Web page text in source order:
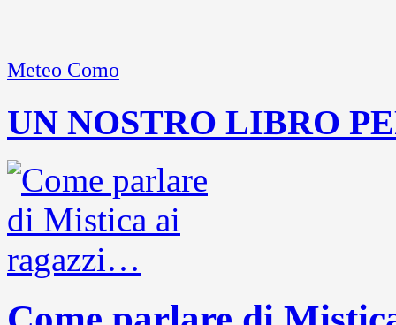
Meteo Como
UN NOSTRO LIBRO